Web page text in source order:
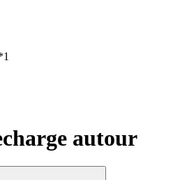
autour